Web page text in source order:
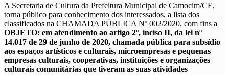
A Secretaria de Cultura da Prefeitura Municipal de Camocim/CE,
torna público para conhecimento dos interessados, a lista dos
classificados na CHAMADA PÚBLICA Nº 002/2020, com fins a
OBJETO: em atendimento ao artigo 2º, inciso II, da lei nº
14.017 de 29 de junho de 2020, chamada pública para subsídio
aos espaços artísticos e culturais, microempresas e pequenas
empresas culturais, cooperativas, instituições e organizações
culturais comunitárias que tiveram as suas atividades